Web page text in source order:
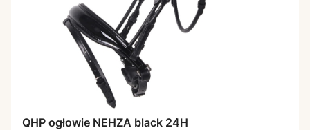
QHP ogłowie NEHZA black 24H